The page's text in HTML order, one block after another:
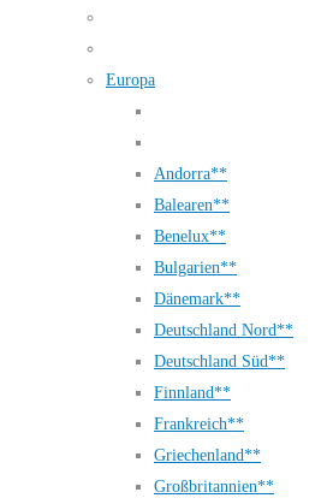
Europa
Andorra**
Balearen**
Benelux**
Bulgarien**
Dänemark**
Deutschland Nord**
Deutschland Süd**
Finnland**
Frankreich**
Griechenland**
Großbritannien**